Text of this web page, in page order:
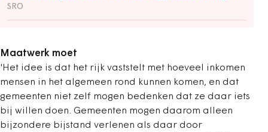
SRO
Maatwerk moet
'Het idee is dat het rijk vaststelt met hoeveel inkomen
mensen in het algemeen rond kunnen komen, en dat
gemeenten niet zelf mogen bedenken dat ze daar iets
bij willen doen. Gemeenten mogen daarom alleen
bijzondere bijstand verlenen als daar door